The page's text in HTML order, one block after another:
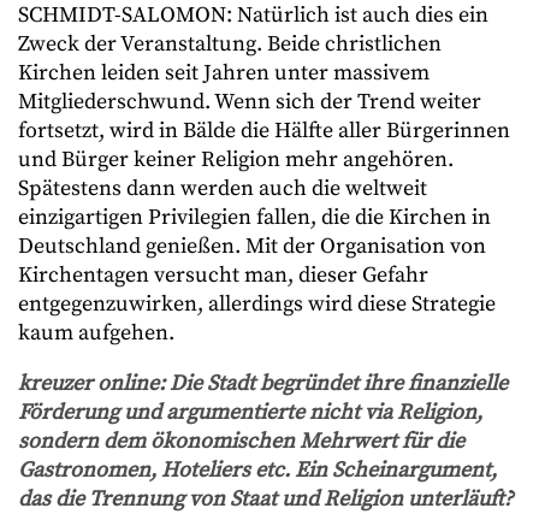
SCHMIDT-SALOMON: Natürlich ist auch dies ein
Zweck der Veranstaltung. Beide christlichen
Kirchen leiden seit Jahren unter massivem
Mitgliederschwund. Wenn sich der Trend weiter
fortsetzt, wird in Bälde die Hälfte aller Bürgerinnen
und Bürger keiner Religion mehr angehören.
Spätestens dann werden auch die weltweit
einzigartigen Privilegien fallen, die die Kirchen in
Deutschland genießen. Mit der Organisation von
Kirchentagen versucht man, dieser Gefahr
entgegenzuwirken, allerdings wird diese Strategie
kaum aufgehen.
kreuzer online: Die Stadt begründet ihre finanzielle
Förderung und argumentierte nicht via Religion,
sondern dem ökonomischen Mehrwert für die
Gastronomen, Hoteliers etc. Ein Scheinargument,
das die Trennung von Staat und Religion unterläuft?